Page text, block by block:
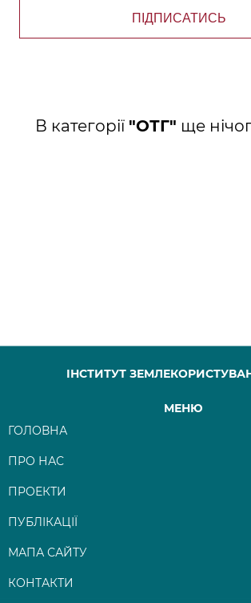
ПІДПИСАТИСЬ
В категорії "ОТГ" ще
ІНСТИТУТ
МЕНЮ
ГОЛОВНА
ПРО НАС
ПРОЕКТИ
ПУБЛІКАЦІЇ
МАПА САЙТУ
КОНТАКТИ